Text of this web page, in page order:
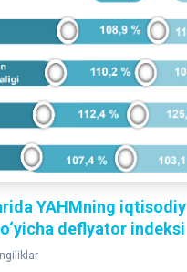
YAHMning iqtisodiy
deflyator indeksi